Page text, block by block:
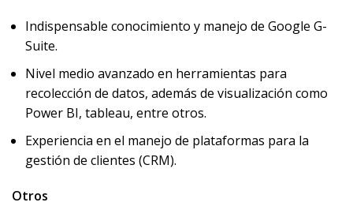
Indispensable conocimiento y manejo de Google G-
Suite.
Nivel medio avanzado en herramientas para
recolección de datos, además de visualización como
Power BI, tableau, entre otros.
Experiencia en el manejo de plataformas para la
gestión de clientes (CRM).
Otros